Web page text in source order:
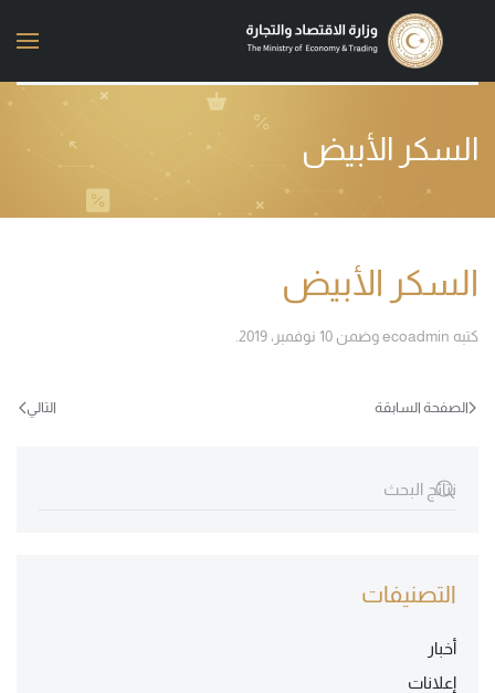
Skip to main content
السكر الأبيض
السكر الأبيض
كتبه ecoadminوضمن 10 نوفمبر، 2019
الصفحة السابقة التالي
التصنيفات
أخبار
إعلانات